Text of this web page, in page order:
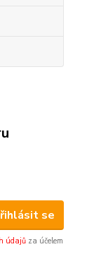
se
údajů za účelem